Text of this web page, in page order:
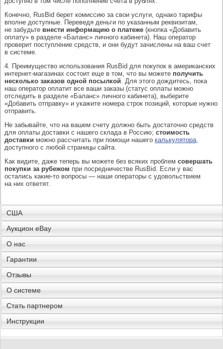
Конечно, RusBid берет комиссию за свои услуги, однако тарифы
вполне доступные. Переведя деньги по указанным реквизитам,
не забудьте внести информацию о платеже (кнопка «Добавить
оплату» в разделе «Баланс» личного кабинета). Наш оператор
проверит поступление средств, и они будут зачислены на ваш счет
в системе.
4. Преимущество использования RusBid для покупок в американских
интернет-магазинах состоит еще в том, что вы можете получить
несколько заказов одной посылкой. Для этого дождитесь, пока
наш оператор оплатит все ваши заказы (статус оплаты можно
отследить в разделе «Баланс» личного кабинета), выберите
«Добавить отправку» и укажите номера строк позиций, которые нужно
отправить.
Не забывайте, что на вашем счету должно быть достаточно средств
для оплаты доставки с нашего склада в Россию; стоимость
доставки можно рассчитать при помощи нашего калькулятора,
доступного с любой страницы сайта.
Как видите, даже теперь вы можете без всяких проблем совершать
покупки за рубежом при посредничестве RusBid. Если у вас
остались какие-то вопросы — наши операторы с удовольствием
на них ответят.
США
Аукцион eBay
О нас
Гарантии
Отзывы
О системе
Стать партнером
Инструкции